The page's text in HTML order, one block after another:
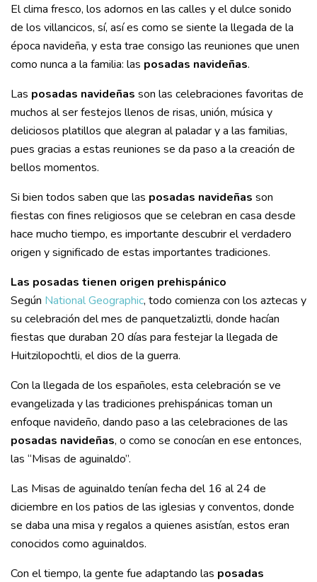
El clima fresco, los adornos en las calles y el dulce sonido
de los villancicos, sí, así es como se siente la llegada de la
época navideña, y esta trae consigo las reuniones que unen
como nunca a la familia: las posadas navideñas.
Las posadas navideñas son las celebraciones favoritas de
muchos al ser festejos llenos de risas, unión, música y
deliciosos platillos que alegran al paladar y a las familias,
pues gracias a estas reuniones se da paso a la creación de
bellos momentos.
Si bien todos saben que las posadas navideñas son
fiestas con fines religiosos que se celebran en casa desde
hace mucho tiempo, es importante descubrir el verdadero
origen y significado de estas importantes tradiciones.
Las posadas tienen origen prehispánico
Según National Geographic, todo comienza con los aztecas y
su celebración del mes de panquetzaliztli, donde hacían
fiestas que duraban 20 días para festejar la llegada de
Huitzilopochtli, el dios de la guerra.
Con la llegada de los españoles, esta celebración se ve
evangelizada y las tradiciones prehispánicas toman un
enfoque navideño, dando paso a las celebraciones de las
posadas navideñas, o como se conocían en ese entonces,
las “Misas de aguinaldo”.
Las Misas de aguinaldo tenían fecha del 16 al 24 de
diciembre en los patios de las iglesias y conventos, donde
se daba una misa y regalos a quienes asistían, estos eran
conocidos como aguinaldos.
Con el tiempo, la gente fue adaptando las posadas